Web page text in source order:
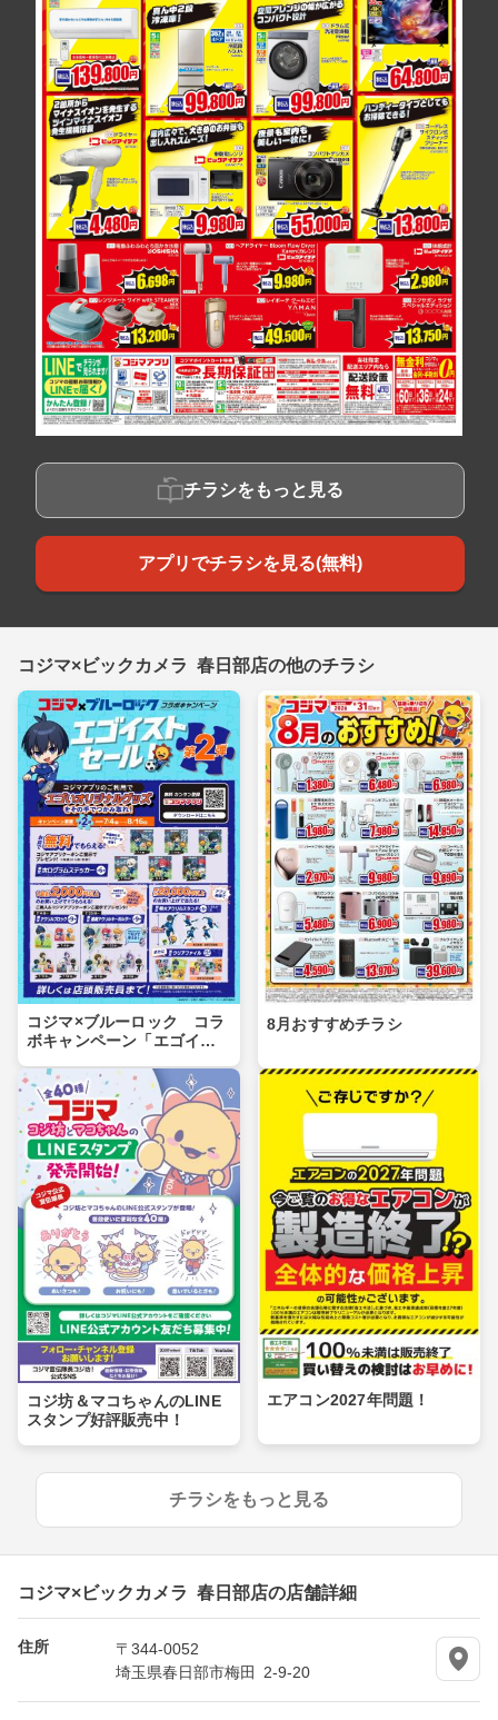
チラシをもっと見る
アプリでチラシを見る(無料)
コジマ×ビックカメラ 春日部店の他のチラシ
コジマ×ブルーロック コラ
ボキャンペーン「エゴイス
8月おすすめチラシ
コジ坊＆マコちゃんのLINE
スタンプ好評販売中！
エアコン2027年問題！
チラシをもっと見る
コジマ×ビックカメラ 春日部店の店舗詳細
住所
〒344-0052
埼玉県春日部市梅田 2-9-20